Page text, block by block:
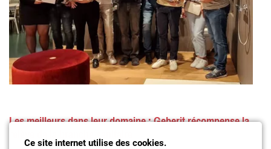
Les meilleurs dans leur domaine : Geberit récompense la
relève de la branche sanitaire
Ce site internet utilise des cookies.